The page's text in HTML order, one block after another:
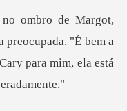
preocupada. "É bem a